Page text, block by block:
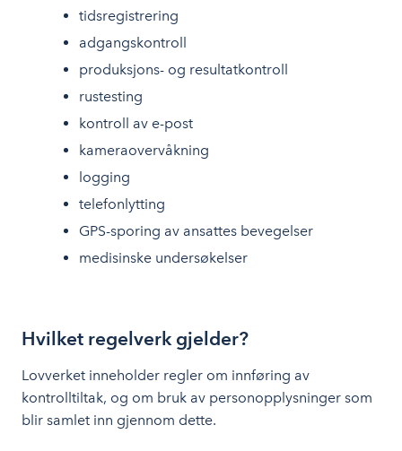
tidsregistrering
adgangskontroll
produksjons- og resultatkontroll
rustesting
kontroll av e-post
kameraovervåkning
logging
telefonlytting
GPS-sporing av ansattes bevegelser
medisinske undersøkelser
Hvilket regelverk gjelder?
Lovverket inneholder regler om innføring av
kontrolltiltak, og om bruk av personopplysninger som
blir samlet inn gjennom dette.